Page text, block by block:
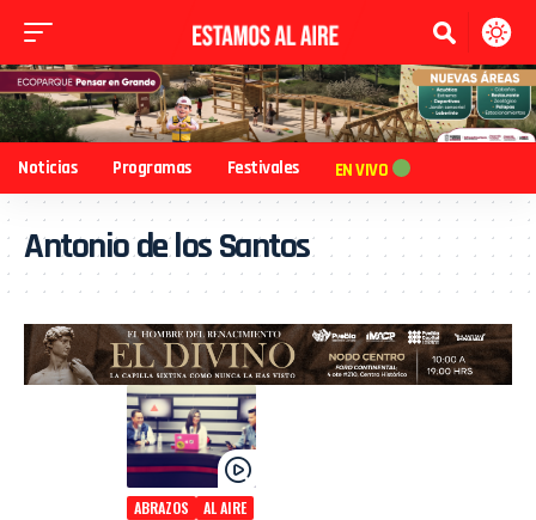
Noticias Programas Festivales EN VIVO
Antonio de los Santos
ABRAZOS
AL AIRE